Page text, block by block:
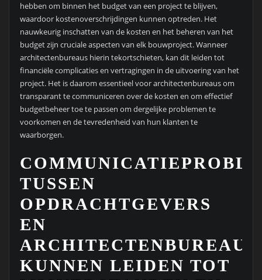
hebben om binnen het budget van een project te blijven,
waardoor kostenoverschrijdingen kunnen optreden. Het
nauwkeurig inschatten van de kosten en het beheren van het
budget zijn cruciale aspecten van elk bouwproject. Wanneer
architectenbureaus hierin tekortschieten, kan dit leiden tot
financiële complicaties en vertragingen in de uitvoering van het
project. Het is daarom essentieel voor architectenbureaus om
transparant te communiceren over de kosten en om effectief
budgetbeheer toe te passen om dergelijke problemen te
voorkomen en de tevredenheid van hun klanten te
waarborgen.
TUSSEN
OPDRACHTGEVERS
EN
ARCHITECTENBUREAUS
KUNNEN LEIDEN TOT